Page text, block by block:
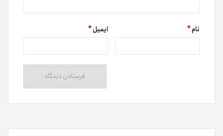
نام* ایمیل*